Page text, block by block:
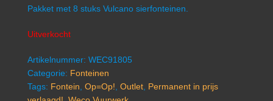
Pakket met 8 stuks Vulcano sierfonteinen.
Uitverkocht
Artikelnummer: WEC91805
Categorie: Fonteinen
Tags: Fontein Op=Op! Outlet Permanent in prijs